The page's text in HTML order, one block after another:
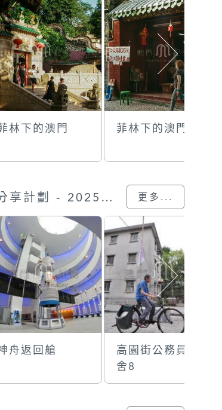
林下的澳門 菲林下的澳門
“我的澳門記憶” 圖片分享計劃 - 2025的入選作品 更多...
舟返回艙
高園街公務員宿
舍8